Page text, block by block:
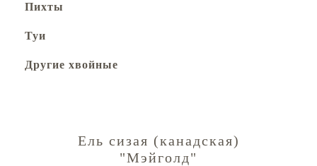
Пихты
Туи
Другие хвойные
Ель сизая (канадская)
"Мэйголд"